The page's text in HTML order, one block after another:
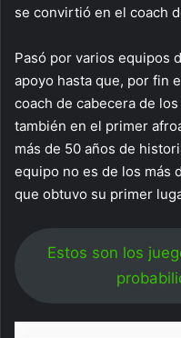
se convirtió en el coach
Pasó por varios equipos
apoyo hasta que, por fin
coach de cabecera de los
también en el primer
más de 50 años de
equipo no es de los más
que obtuvo su primer
Estos son los